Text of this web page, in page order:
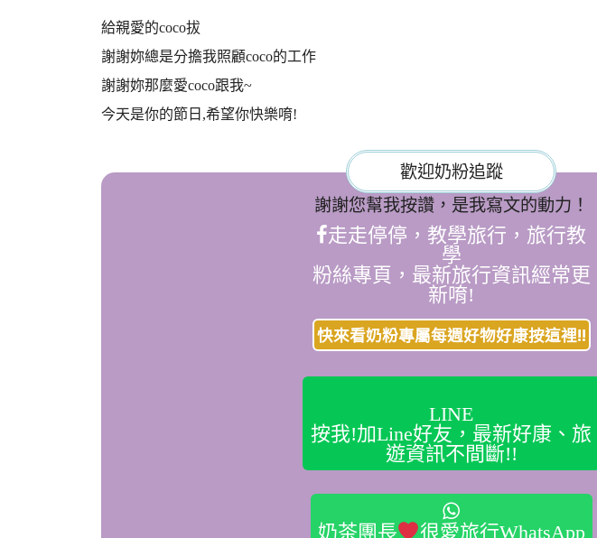
給親愛的coco拔
謝謝妳總是分擔我照顧coco的工作
謝謝妳那麼愛coco跟我~
今天是你的節日,希望你快樂唷!
歡迎奶粉追蹤
謝謝您幫我按讚，是我寫文的動力！
走走停停，教學旅行，旅行教
學
粉絲專頁，最新旅行資訊經常更
新唷!
快來看奶粉專屬每週好物好康按這裡!!
LINE
按我!加Line好友，最新好康、旅
遊資訊不間斷!!
奶茶團長 很愛旅行WhatsApp